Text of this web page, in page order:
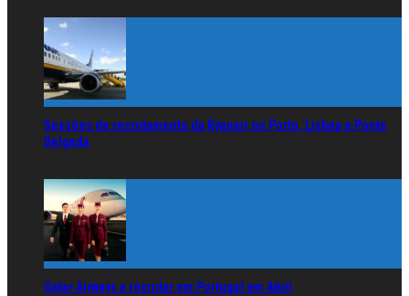
Sessões de recrutamento da Ryanair no Porto, Lisboa e Ponta
Delgada
Qatar Airways a recrutar em Portugal em Abril